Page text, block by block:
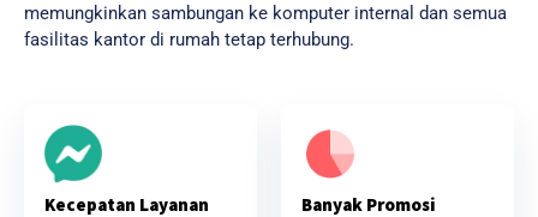
memungkinkan sambungan ke komputer internal dan semua
fasilitas kantor di rumah tetap terhubung.
Kecepatan Layanan
Banyak Promosi